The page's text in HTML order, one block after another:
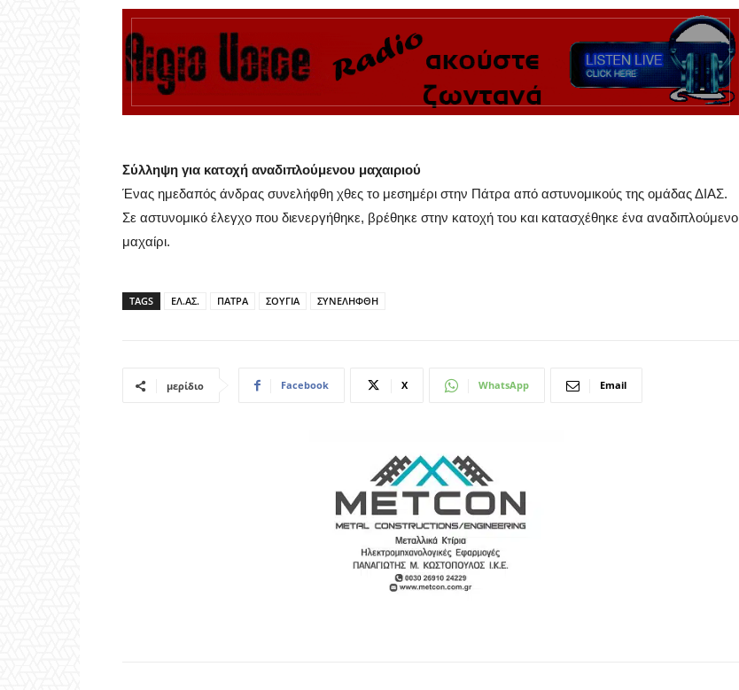
Σύλληψη για κατοχή αναδιπλούμενου μαχαιριού
Ένας ημεδαπός άνδρας συνελήφθη χθες το μεσημέρι στην Πάτρα από αστυνομικούς της ομάδας ΔΙΑΣ.
Σε αστυνομικό έλεγχο που διενεργήθηκε, βρέθηκε στην κατοχή του και κατασχέθηκε ένα αναδιπλούμενο
μαχαίρι.
TAGS ΕΛ.ΑΣ. ΠΑΤΡΑ ΣΟΥΓΙΑ ΣΥΝΕΛΗΦΘΗ
μερίδιο Facebook X WhatsApp Email